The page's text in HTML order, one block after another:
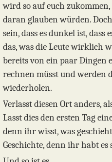
wird so auf euch zukommen,
daran glauben würden.
sein, dass es dunkel ist,
das, was die Leute wirklich
bereits von ein paar Dingen
rechnen müsst und werden
wiederholen.
Verlasst diesen Ort anders,
Lasst dies den ersten Tag
denn ihr wisst, was
Geschichte, denn ihr habt es